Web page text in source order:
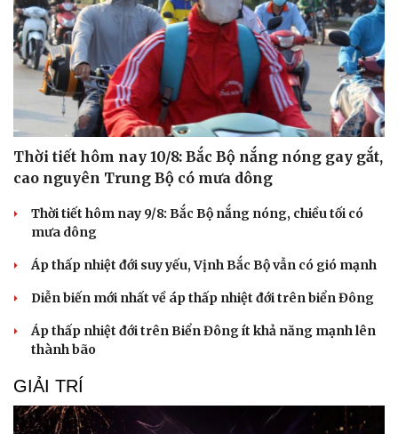
Thời tiết hôm nay 10/8: Bắc Bộ nắng nóng gay gắt,
cao nguyên Trung Bộ có mưa dông
Thời tiết hôm nay 9/8: Bắc Bộ nắng nóng, chiều tối có
mưa dông
Áp thấp nhiệt đới suy yếu, Vịnh Bắc Bộ vẫn có gió mạnh
Diễn biến mới nhất về áp thấp nhiệt đới trên biển Đông
Áp thấp nhiệt đới trên Biển Đông ít khả năng mạnh lên
thành bão
GIẢI TRÍ